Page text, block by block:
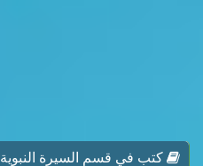
كتب في قسم السيرة النبوية